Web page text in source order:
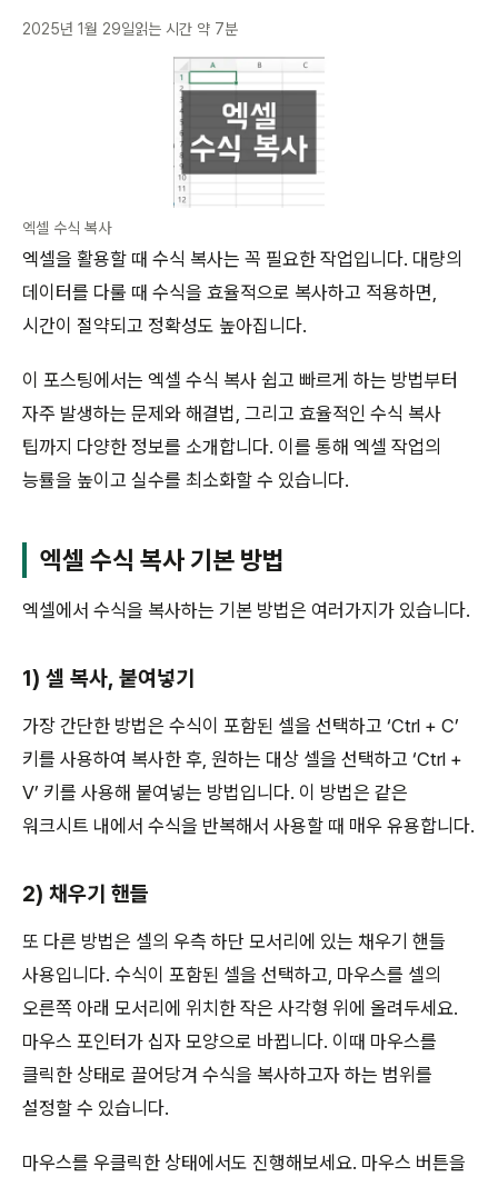
2025년 1월 29일읽는 시간 약 7분
엑셀 수식 복사
엑셀을 활용할 때 수식 복사는 꼭 필요한 작업입니다. 대량의
데이터를 다룰 때 수식을 효율적으로 복사하고 적용하면,
시간이 절약되고 정확성도 높아집니다.
이 포스팅에서는 엑셀 수식 복사 쉽고 빠르게 하는 방법부터
자주 발생하는 문제와 해결법, 그리고 효율적인 수식 복사
팁까지 다양한 정보를 소개합니다. 이를 통해 엑셀 작업의
능률을 높이고 실수를 최소화할 수 있습니다.
엑셀 수식 복사 기본 방법
엑셀에서 수식을 복사하는 기본 방법은 여러가지가 있습니다.
1) 셀 복사, 붙여넣기
가장 간단한 방법은 수식이 포함된 셀을 선택하고 ‘Ctrl + C’
키를 사용하여 복사한 후, 원하는 대상 셀을 선택하고 ‘Ctrl +
V’ 키를 사용해 붙여넣는 방법입니다. 이 방법은 같은
워크시트 내에서 수식을 반복해서 사용할 때 매우 유용합니다.
2) 채우기 핸들
또 다른 방법은 셀의 우측 하단 모서리에 있는 채우기 핸들
사용입니다. 수식이 포함된 셀을 선택하고, 마우스를 셀의
오른쪽 아래 모서리에 위치한 작은 사각형 위에 올려두세요.
마우스 포인터가 십자 모양으로 바뀝니다. 이때 마우스를
클릭한 상태로 끌어당겨 수식을 복사하고자 하는 범위를
설정할 수 있습니다.
마우스를 우클릭한 상태에서도 진행해보세요. 마우스 버튼을